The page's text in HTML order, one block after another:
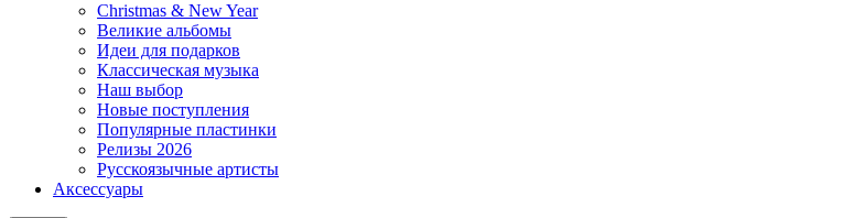
Christmas & New Year
Великие альбомы
Идеи для подарков
Классическая музыка
Наш выбор
Новые поступления
Популярные пластинки
Релизы 2026
Русскоязычные артисты
Аксессуары